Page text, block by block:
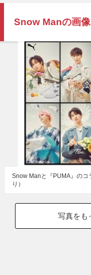
Snow Manの画像
Snow Manと『PUMA』のコ
り）
写真をも